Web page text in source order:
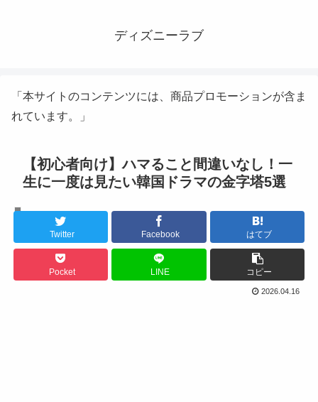
ディズニーラブ
「本サイトのコンテンツには、商品プロモーションが含ま
れています。」
【初心者向け】ハマること間違いなし！一
生に一度は見たい韓国ドラマの金字塔5選
Twitter Facebook はてブ
Pocket LINE コピー
2026.04.16